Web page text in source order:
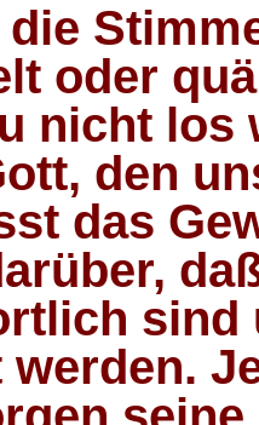
oder
nicht los
den
das
sind